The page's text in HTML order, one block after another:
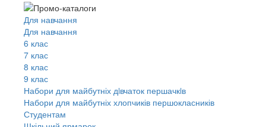
Для навчання
Для навчання
6 клас
7 клас
8 клас
9 клас
Набори для майбутніх дiвчаток першачкiв
Набори для майбутніх хлопчиків першокласників
Студентам